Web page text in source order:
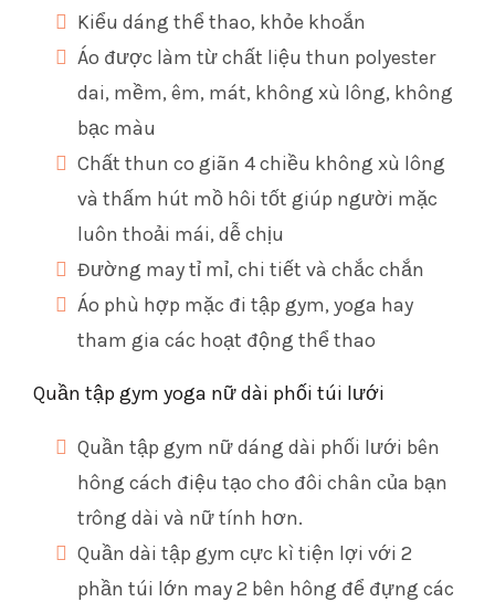
Kiểu dáng thể thao, khỏe khoắn
Áo được làm từ chất liệu thun polyester
dai, mềm, êm, mát, không xù lông, không
bạc màu
Chất thun co giãn 4 chiều không xù lông
và thấm hút mồ hôi tốt giúp người mặc
luôn thoải mái, dễ chịu
Đường may tỉ mỉ, chi tiết và chắc chắn
Áo phù hợp mặc đi tập gym, yoga hay
tham gia các hoạt động thể thao
Quần tập gym yoga nữ dài phối túi lưới
Quần tập gym nữ dáng dài phối lưới bên
hông cách điệu tạo cho đôi chân của bạn
trông dài và nữ tính hơn.
Quần dài tập gym cực kì tiện lợi với 2
phần túi lớn may 2 bên hông để đựng các